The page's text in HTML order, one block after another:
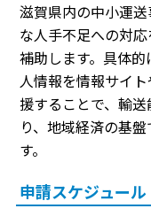
滋賀県内の中小運
な人手不足への対
補助します。具体
人情報を情報サイ
援することで、輸
り、地域経済の基
す。
申請スケジュール